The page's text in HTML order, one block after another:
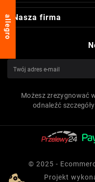
Nasza firma
Możesz zrezygnować
odnaleźć
© 2025 -
Projekt
allegro